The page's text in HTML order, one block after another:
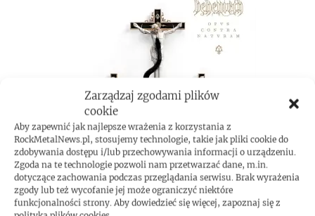
Zarządzaj zgodami plików
cookie
Aby zapewnić jak najlepsze wrażenia z korzystania z
RockMetalNews.pl, stosujemy technologie, takie jak pliki cookie do
zdobywania dostępu i/lub przechowywania informacji o urządzeniu.
Zgoda na te technologie pozwoli nam przetwarzać dane, m.in.
dotyczące zachowania podczas przeglądania serwisu. Brak wyrażenia
zgody lub też wycofanie jej może ograniczyć niektóre
funkcjonalności strony. Aby dowiedzieć się więcej, zapoznaj się z